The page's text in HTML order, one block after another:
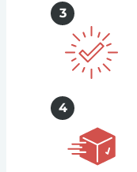
3
4